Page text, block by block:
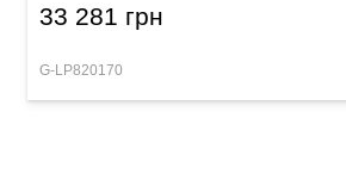
33 281 грн
G-LP820170